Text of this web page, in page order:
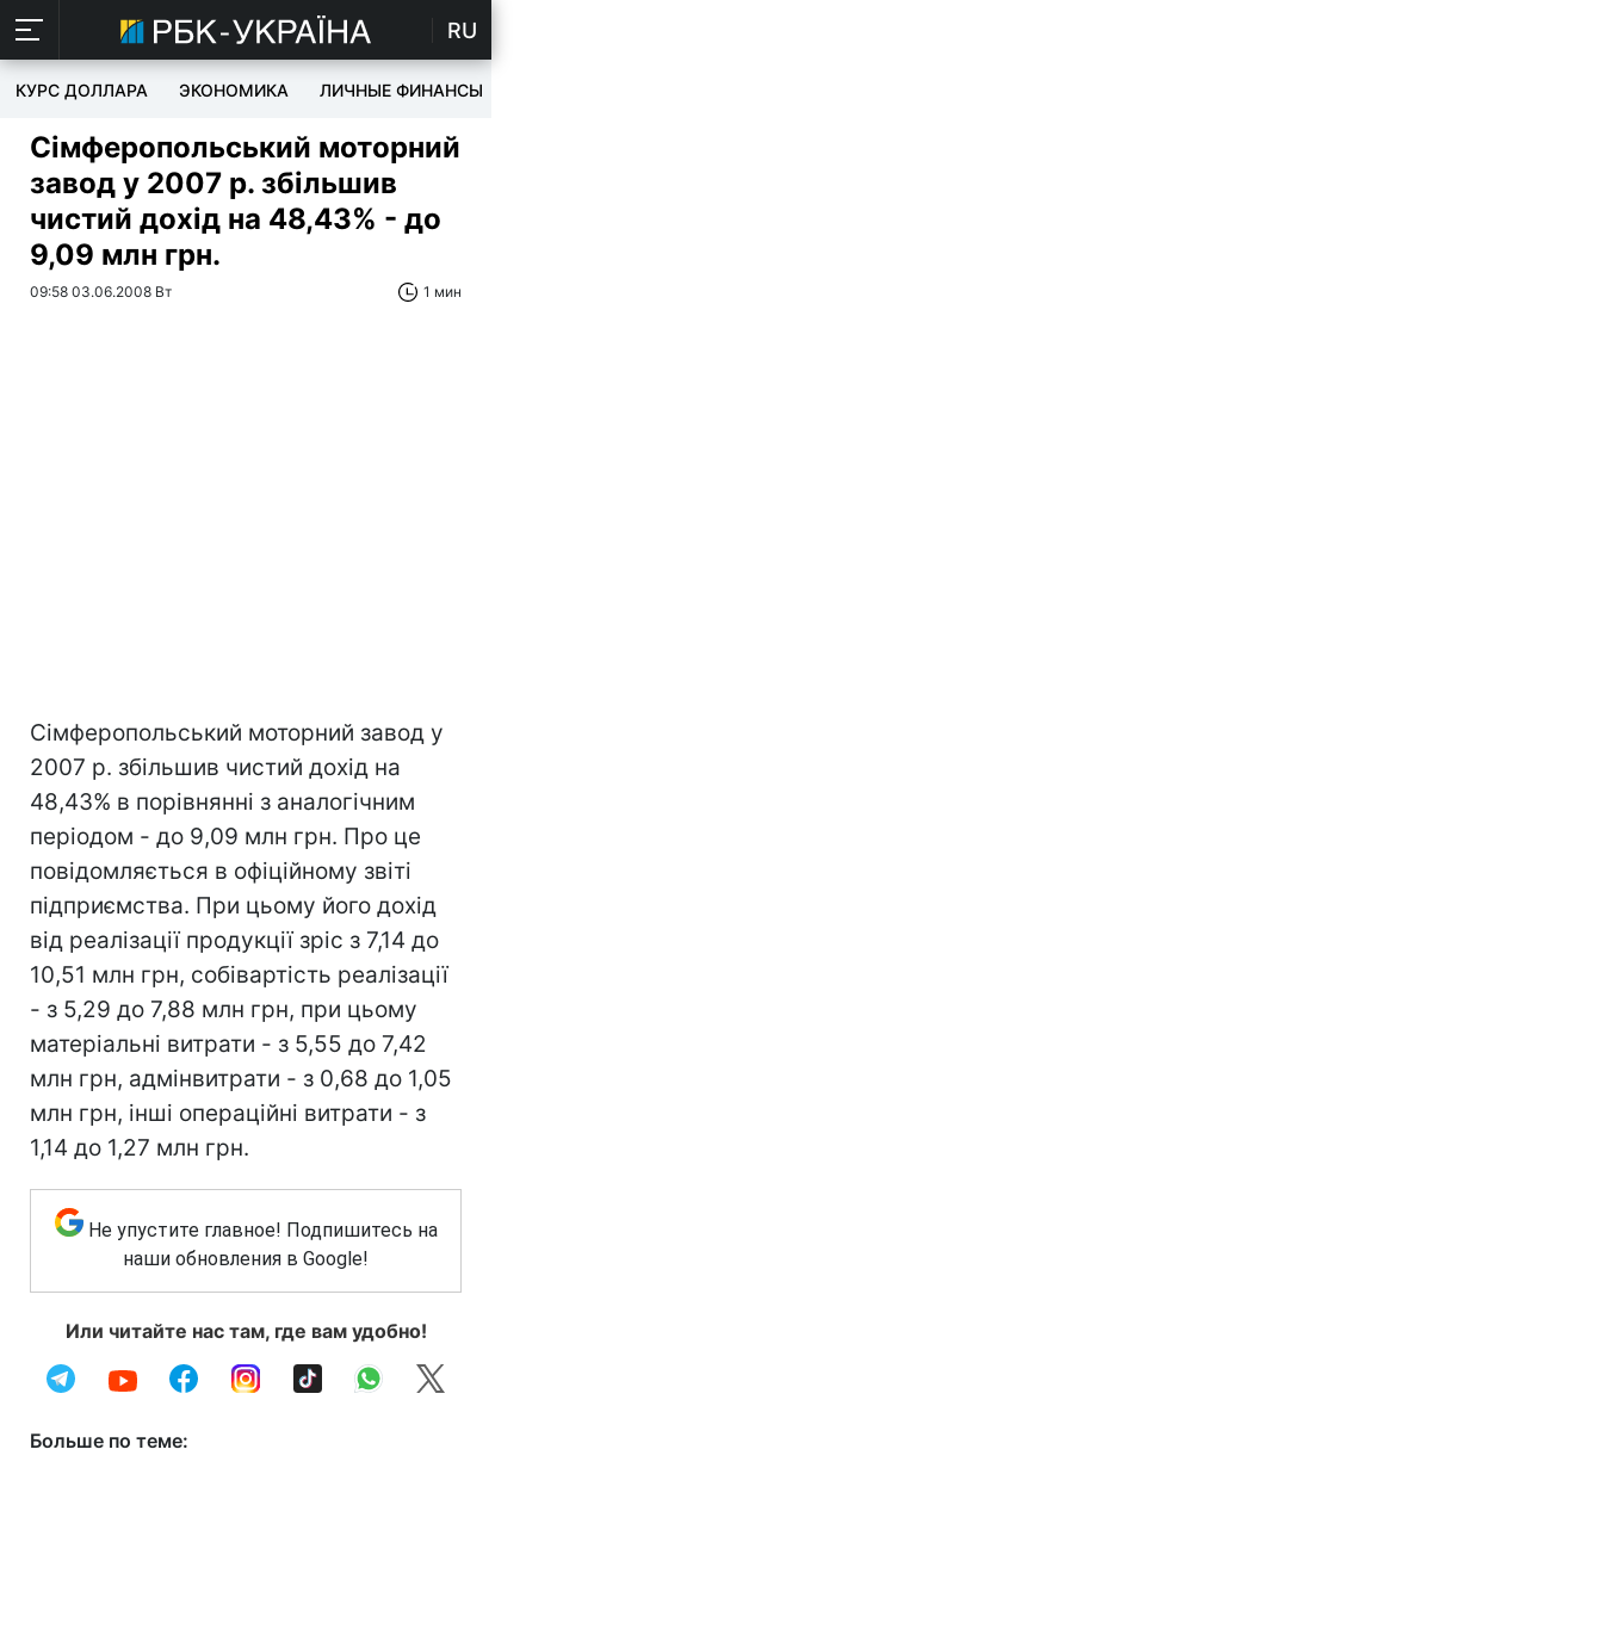
RU
КУРС ДОЛЛАРА ЭКОНОМИКА ЛИЧНЫЕ ФИНАНСЫ
Сімферопольський моторний
завод у 2007 р. збільшив
чистий дохід на 48,43% - до
9,09 млн грн.
09:58 03.06.2008 Вт 1 мин
Сімферопольський моторний завод у
2007 р. збільшив чистий дохід на
48,43% в порівнянні з аналогічним
періодом - до 9,09 млн грн. Про це
повідомляється в офіційному звіті
підприємства. При цьому його дохід
від реалізації продукції зріс з 7,14 до
10,51 млн грн, собівартість реалізації
- з 5,29 до 7,88 млн грн, при цьому
матеріальні витрати - з 5,55 до 7,42
млн грн, адмінвитрати - з 0,68 до 1,05
млн грн, інші операційні витрати - з
1,14 до 1,27 млн грн.
Не упустите главное! Подпишитесь на
наши обновления в Google!
Или читайте нас там, где вам удобно!
Больше по теме: